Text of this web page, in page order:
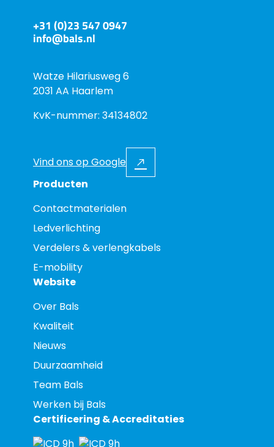
+31 (0)23 547 0947
info@bals.nl
Watze Hilariusweg 6
2031 AA Haarlem
KvK-nummer: 34134802
Vind ons op Google
Producten
Contactmaterialen
Ledverlichting
Verdelers & verlengkabels
E-mobility
Website
Over Bals
Kwaliteit
Nieuws
Duurzaamheid
Team Bals
Werken bij Bals
Certificering & Accreditaties